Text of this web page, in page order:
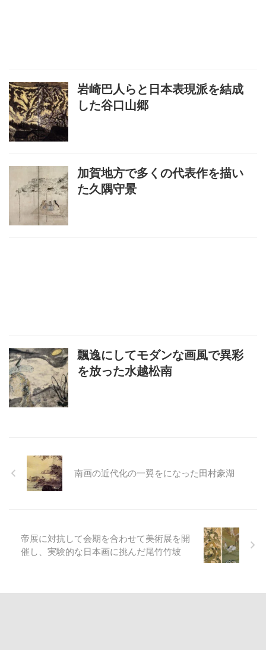
岩崎巴人らと日本表現派を結成
した谷口山郷
加賀地方で多くの代表作を描い
た久隅守景
飄逸にしてモダンな画風で異彩
を放った水越松南
南画の近代化の一翼をになった田村豪湖
帝展に対抗して会期を合わせて美術展を開
催し、実験的な日本画に挑んだ尾竹竹坡